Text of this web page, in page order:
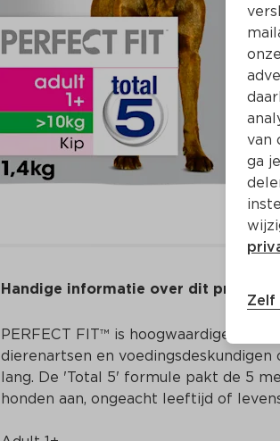
Handige informatie over dit product
PERFECT FIT™ is hoogwaardige
dierenartsen en
lang. De 'Total 5' formule pakt de 5
honden aan, ongeacht leeftijd of
van
ga
Zelf